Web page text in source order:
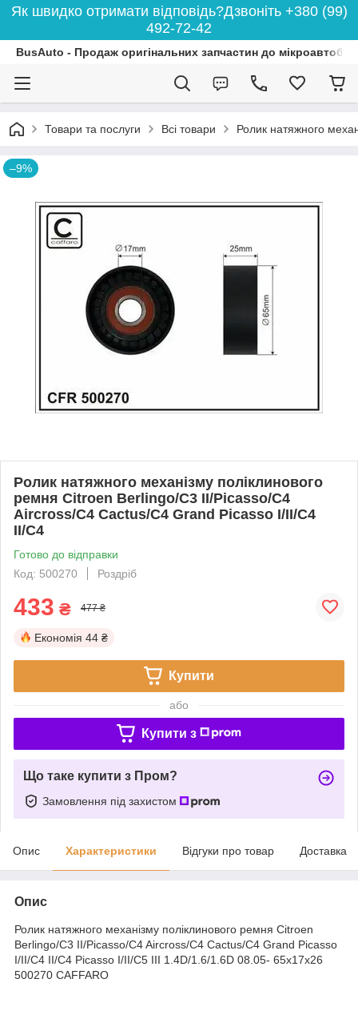
Як швидко отримати відповідь?Дзвоніть +380 (99)
492-72-42
BusAuto - Продаж оригінальних запчастин до
Товари та послуги Всі товари Ролик натяжного
–9%
Ролик натяжного механізму поліклинового
ремня Citroen Berlingo/C3 II/Picasso/C4
Aircross/C4 Cactus/C4 Grand Picasso I/II/C4
II/C4
Готово до відправки
Код: 500270
Роздріб
433 ₴ 477 ₴
Економія 44 ₴
Купити
або
Купити з
Що таке купити з Пром?
Замовлення під захистом
Опис Характеристики Відгуки про товар Доставка
Опис
Ролик натяжного механізму поліклинового ремня Citroen
Berlingo/C3 II/Picasso/C4 Aircross/C4 Cactus/C4 Grand Picasso
I/II/C4 II/C4 Picasso I/II/C5 III 1.4D/1.6/1.6D 08.05- 65x17x26
500270 CAFFARO